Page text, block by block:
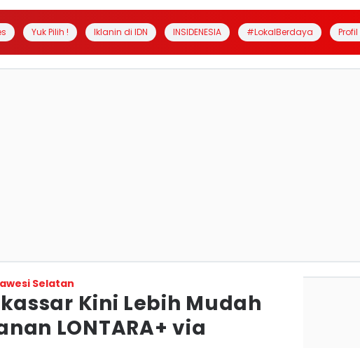
Yuk Pilih ! Iklanin di IDN INSIDENESIA #LokalBerdaya
Selatan
Kini Lebih Mudah
LONTARA+ via